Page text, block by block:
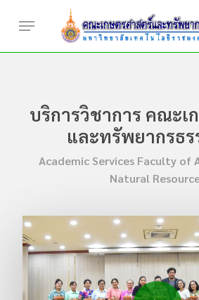
Menu
บริการวิชาการ คณะเ
และทรัพยากรธ
Academic Services Faculty of
Natural
Play Video